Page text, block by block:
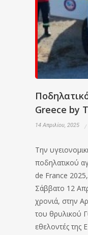
Greece by
14 Απριλίου, 2025
Την
ποδηλατικού
de France
Σάββατο 12
χρονιά, στην
του θρυλικού
εθελοντές της